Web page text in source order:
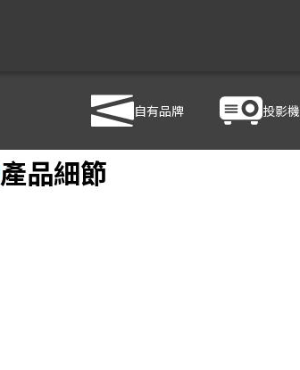
自有品牌 投影機
音響設備 / TEV TA680iDC-4
產品細節